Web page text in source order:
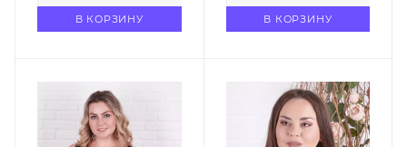
В КОРЗИНУ В КОРЗИНУ